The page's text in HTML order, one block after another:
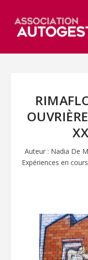
Auteur : Nadia De
Expériences en cours